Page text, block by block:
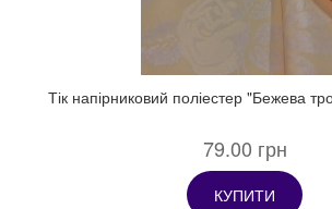
Тік напірниковий поліестер "Бежева
79.00 грн
КУПИТИ